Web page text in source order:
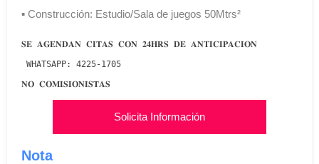
▪️ Construcción: Estudio/Sala de juegos 50Mtrs²
𝐒𝐄 𝐀𝐆𝐄𝐍𝐃𝐀𝐍 𝐂𝐈𝐓𝐀𝐒 𝐂𝐎𝐍 𝟐𝟒𝐇𝐑𝐒 𝐃𝐄 𝐀𝐍𝐓𝐈𝐂𝐈𝐏𝐀𝐂𝐈𝐎𝐍
𝚆𝙷𝙰𝚃𝚂𝙰𝙿𝙿: 4225-1705
𝐍𝐎 𝐂𝐎𝐌𝐈𝐒𝐈𝐎𝐍𝐈𝐒𝐓𝐀𝐒
Solicita Información
Nota